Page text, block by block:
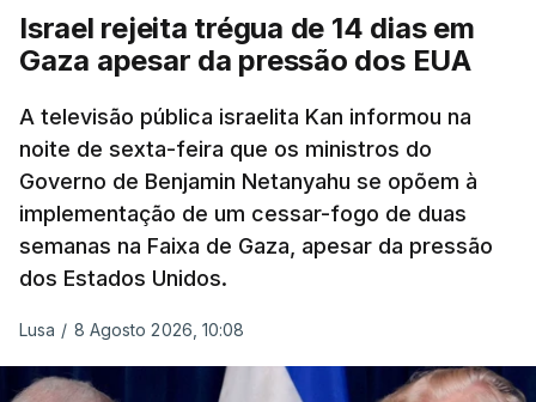
Israel rejeita trégua de 14 dias em
Gaza apesar da pressão dos EUA
A televisão pública israelita Kan informou na
noite de sexta-feira que os ministros do
Governo de Benjamin Netanyahu se opõem à
implementação de um cessar-fogo de duas
semanas na Faixa de Gaza, apesar da pressão
dos Estados Unidos.
Lusa / 8 Agosto 2026, 10:08